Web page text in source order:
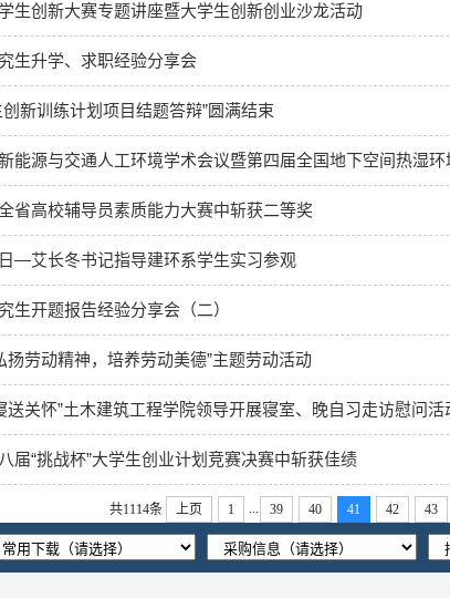
生创新大赛专题讲座暨大学生创新创业沙龙活动
生升学、求职经验分享会
新训练计划项目结题答辩”圆满结束
能源与交通人工环境学术会议暨第四届全国地下空间热湿
省高校辅导员素质能力大赛中斩获二等奖
—艾长冬书记指导建环系学生实习参观
生开题报告经验分享会（二）
扬劳动精神，培养劳动美德”主题劳动活动
送关怀”土木建筑工程学院领导开展寝室、晚自习走访慰问活
届“挑战杯”大学生创业计划竞赛决赛中斩获佳绩
共1114条 上页 1 39 40 41 42 43